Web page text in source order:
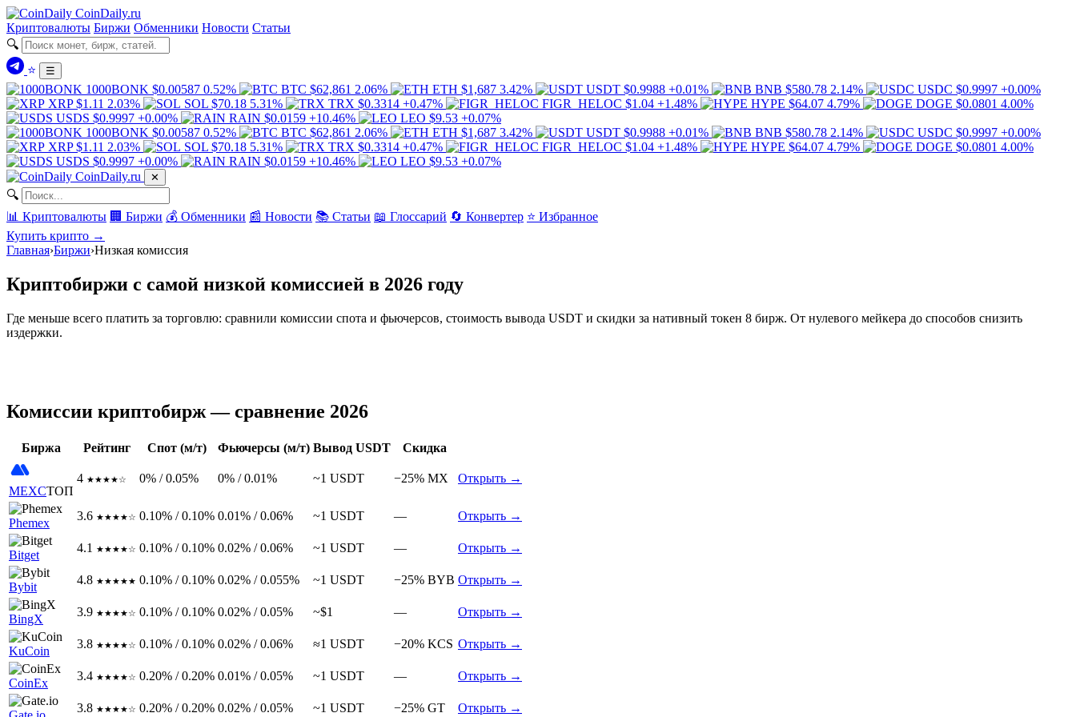
CoinDaily.ru
Криптовалюты Биржи Обменники Новости Статьи
🔍
⭐
☰
1000BONK $0.00587 0.52% BTC $62,861 2.06% ETH $1,687 3.42% USDT $0.9988 +0.01% BNB $580.78 2.14% USDC $0.9997 +0.00%
XRP $1.11 2.03% SOL $70.18 5.31% TRX $0.3314 +0.47% FIGR_HELOC $1.04 +1.48% HYPE $64.07 4.79% DOGE $0.0801 4.00%
USDS $0.9997 +0.00% RAIN $0.0159 +10.46% LEO $9.53 +0.07%
1000BONK $0.00587 0.52% BTC $62,861 2.06% ETH $1,687 3.42% USDT $0.9988 +0.01% BNB $580.78 2.14% USDC $0.9997 +0.00%
XRP $1.11 2.03% SOL $70.18 5.31% TRX $0.3314 +0.47% FIGR_HELOC $1.04 +1.48% HYPE $64.07 4.79% DOGE $0.0801 4.00%
USDS $0.9997 +0.00% RAIN $0.0159 +10.46% LEO $9.53 +0.07%
CoinDaily.ru ✕
🔍
📊 Криптовалюты 🏢 Биржи 💰 Обменники 📰 Новости 📚 Статьи 📖 Глоссарий 🔄 Конвертер ⭐ Избранное
Купить крипто →
Главная›Биржи›Низкая комиссия
Криптобиржи с самой низкой комиссией в 2026 году
Где меньше всего платить за торговлю: сравнили комиссии спота и фьючерсов, стоимость вывода USDT и скидки за нативный токен 8 бирж. От нулевого мейкера до способов снизить
издержки.
Комиссии криптобирж — сравнение 2026
Биржа Рейтинг Спот (м/т) Фьючерсы (м/т) Вывод USDT Скидка
MEXCТОП
4 ★★★★☆ 0% / 0.05% 0% / 0.01% ~1 USDT −25% MX Открыть →
Phemex
3.6 ★★★★☆ 0.10% / 0.10% 0.01% / 0.06% ~1 USDT — Открыть →
Bitget
4.1 ★★★★☆ 0.10% / 0.10% 0.02% / 0.06% ~1 USDT — Открыть →
Bybit
4.8 ★★★★★ 0.10% / 0.10% 0.02% / 0.055% ~1 USDT −25% BYB Открыть →
BingX
3.9 ★★★★☆ 0.10% / 0.10% 0.02% / 0.05% ~$1 — Открыть →
KuCoin
3.8 ★★★★☆ 0.10% / 0.10% 0.02% / 0.06% ≈1 USDT −20% KCS Открыть →
CoinEx
3.4 ★★★★☆ 0.20% / 0.20% 0.01% / 0.05% ~1 USDT — Открыть →
3.8 ★★★★☆ 0.20% / 0.20% 0.02% / 0.05% ~1 USDT −25% GT Открыть →